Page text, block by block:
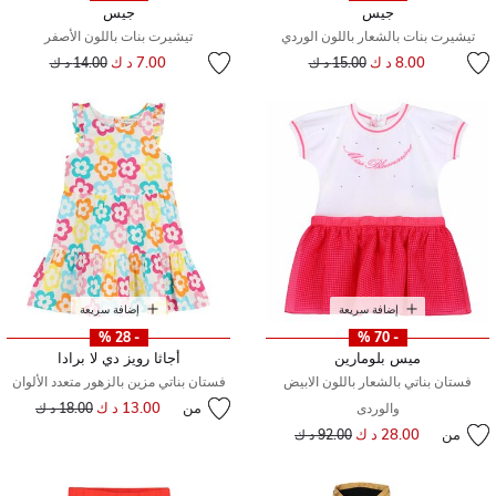
جيس
تيشيرت بنات بالشعار باللون الوردي
8.00 د ك سعر مخفض من
15.00 د ك
جيس
تيشيرت بنات باللون الأصفر
7.00 د ك سعر مخفض من
14.00 د ك إلى
إضافة سريعة
- 70 %
ميس بلومارين
فستان بناتي بالشعار باللون الابيض
والوردى
من 28.00 د ك سعر مخفض من
92.00 د ك
إضافة سريعة
- 28 %
أجاثا رويز دي لا برادا
فستان بناتي مزين بالزهور متعدد الألوان
من 13.00 د ك سعر مخفض من
18.00 د ك إلى